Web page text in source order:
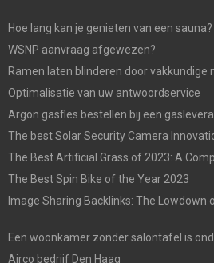
Hoe lang kan je genieten van een sauna?
WSNP aanvraag afgewezen?
Ramen laten blinderen door vakkundige
Optimalisatie van uw antwoordservice
Argon gasfles bestellen bij een
The best Solar Security Camera
The Best Artificial Grass of 2023: A
The Best Spin Bike of the Year 2023
Image Sharing Backlinks: The Lowdown
Een woonkamer zonder salontafel is
Airco bedrijf Den Haag